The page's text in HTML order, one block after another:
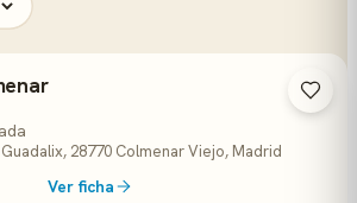
28770 Colmenar Viejo, Madrid
Ver ficha